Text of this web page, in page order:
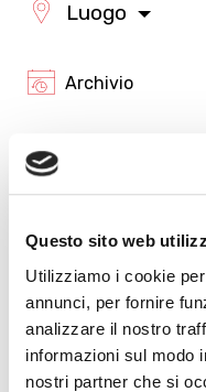
Questo sito web
Utilizziamo i cookie
annunci, per fornire
analizzare il nostro
informazioni sul modo
nostri partner che si
Luogo
Archivio